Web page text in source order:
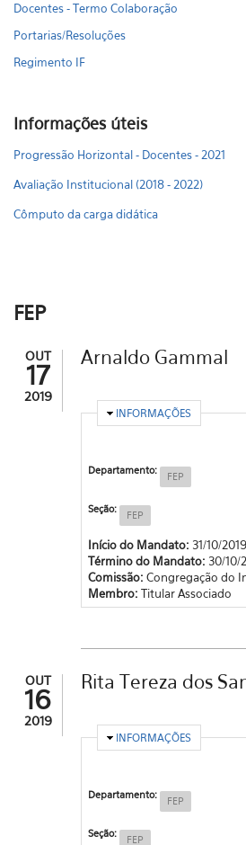
Docentes - Termo Colaboração
Portarias/Resoluções
Regimento IF
Informações úteis
Progressão Horizontal - Docentes - 2021
Avaliação Institucional (2018 - 2022)
Cômputo da carga didática
FEP
OUT
17
2019
Arnaldo Gammal
OCULTAR
INFORMAÇÕES
Departamento: FEP
Seção: FEP
Início do Mandato: 31/10/2019
Término do Mandato: 30/10/
Comissão: Congregação do
Membro: Titular Associado
OUT
16
2019
Rita Tereza dos
OCULTAR
INFORMAÇÕES
Departamento: FEP
Seção: FEP